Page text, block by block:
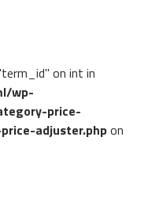
on int in
wp-
price-
adjuster.phpon